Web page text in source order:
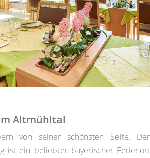
Altmühltal
von seiner schönsten Seite. Der
ist ein beliebter bayerischer Ferienort